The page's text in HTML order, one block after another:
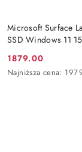
Microsoft Surface
SSD Windows 11
Cena
promocyjna:
1879.00
Najniższa
Najniższa cena: